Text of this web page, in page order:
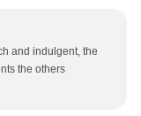
and indulgent, the
the others